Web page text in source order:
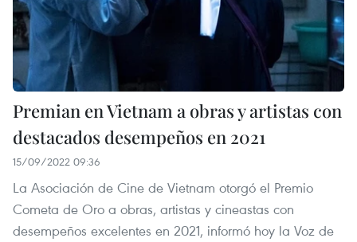
Premian en Vietnam a obras y artistas con
destacados desempeños en 2021
15/09/2022 09:36
La Asociación de Cine de Vietnam otorgó el Premio
Cometa de Oro a obras, artistas y cineastas con
desempeños excelentes en 2021, informó hoy la Voz de